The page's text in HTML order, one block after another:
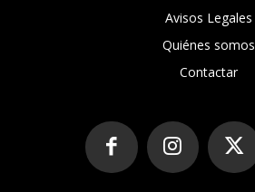
Avisos Legales
Quiénes somos
Contactar